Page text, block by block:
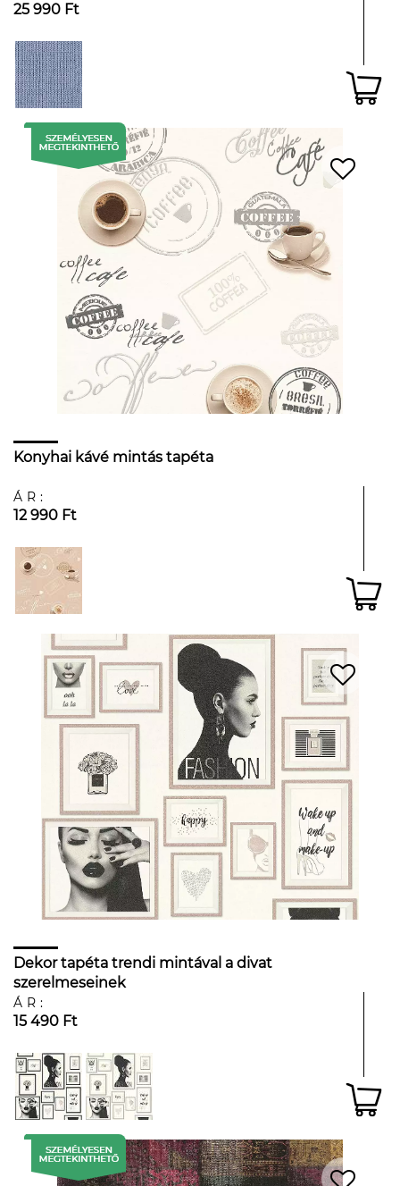
25 990 Ft
Konyhai kávé mintás tapéta
ÁR:
12 990 Ft
Dekor tapéta trendi mintával a divat
szerelmeseinek
ÁR:
15 490 Ft